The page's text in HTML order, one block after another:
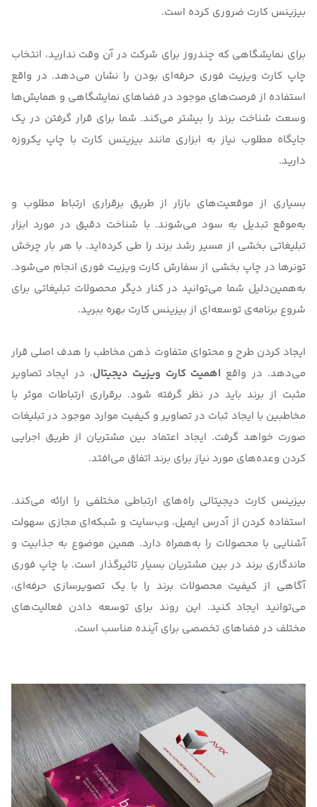
بیزینس کارت ضروری کرده است.
برای نمایشگاهی که چندروز برای شرکت در آن وقت ندارید، انتخاب
چاپ کارت ویزیت فوری حرفه‌ای بودن را نشان می‌دهد. در واقع
استفاده از فرصت‌های موجود در فضاهای نمایشگاهی و همایش‌ها
وسعت شناخت برند را بیشتر می‌کند. شما برای قرار گرفتن در یک
جایگاه مطلوب نیاز به ابزاری مانند بیزینس کارت با چاپ یکروزه
دارید.
بسیاری از موقعیت‌های بازار از طریق برقراری ارتباط مطلوب و
به‌موقع تبدیل به سود می‌شوند. با شناخت دقیق در مورد ابزار
تبلیغاتی بخشی از مسیر رشد برند را طی کرده‌اید. با هر بار چرخش
تونرها در چاپ بخشی از سفارش کارت ویزیت فوری انجام می‌شود.
به‌همین‌دلیل شما می‌توانید در کنار دیگر محصولات تبلیغاتی برای
شروع برنامه‌ی توسعه‌ای از بیزینس کارت بهره ببرید.
ایجاد کردن طرح و محتوای متفاوت ذهن مخاطب را هدف اصلی قرار
می‌دهد. در واقع اهمیت کارت ویزیت دیجیتال، در ایجاد تصاویر
مثبت از برند باید در نظر گرفته شود. برقراری ارتباطات موثر با
مخاطبین با ایجاد ثبات در تصاویر و کیفیت موارد موجود در تبلیغات
صورت خواهد گرفت. ایجاد اعتماد بین مشتریان از طریق اجرایی
کردن وعده‌های مورد نیاز برای برند اتفاق می‌افتد.
بیزینس کارت دیجیتالی راه‌های ارتباطی مختلفی را ارائه می‌کند.
استفاده کردن از آدرس ایمیل، وب‌سایت و شبکه‌ای مجازی سهولت
آشنایی با محصولات را به‌همراه دارد. همین موضوع به جذابیت و
ماندگاری برند در بین مشتریان بسیار تاثیرگذار است. با چاپ فوری
آگاهی از کیفیت محصولات برند را با یک تصویرسازی حرفه‌ای،
می‌توانید ایجاد کنید. این روند برای توسعه دادن فعالیت‌های
مختلف در فضاهای تخصصی برای آینده مناسب است.